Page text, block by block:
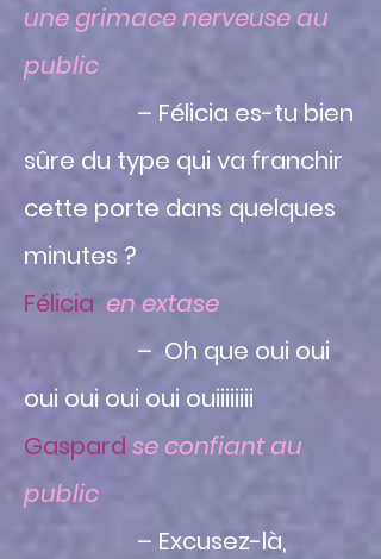
une grimace nerveuse au
public
– Félicia es-tu bien
sûre du type qui va franchir
cette porte dans quelques
minutes ?
Félicia en extase
– Oh que oui oui
oui oui oui oui ouiiiiiiii
Gaspard se confiant au
public
– Excusez-là,